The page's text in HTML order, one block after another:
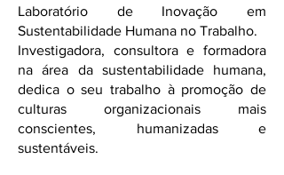
Laboratório de Inovação em
Sustentabilidade Humana no Trabalho.
Investigadora, consultora e formadora
na área da sustentabilidade humana,
dedica o seu trabalho à promoção de
culturas organizacionais mais
conscientes, humanizadas e
sustentáveis.